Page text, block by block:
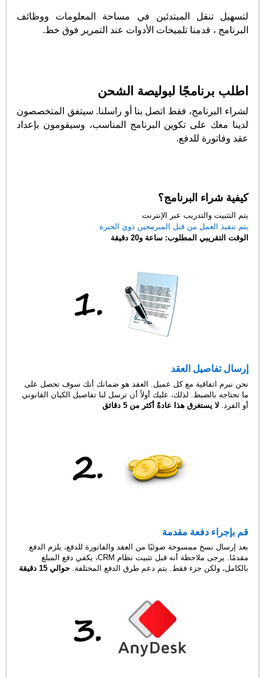
لتسهيل تنقل المبتدئين في مساحة المعلومات ووظائف
البرنامج ، قدمنا تلميحات الأدوات عند التمرير فوق خط.
اطلب برنامجًا لبوليصة الشحن
لشراء البرنامج، فقط اتصل بنا أو راسلنا. سيتفق المتخصصون
لدينا معك على تكوين البرنامج المناسب، وسيقومون بإعداد
عقد وفاتورة للدفع.
كيفية شراء البرنامج؟
يتم التثبيت والتدريب عبر الإنترنت
يتم تنفيذ العمل من قبل المبرمجين ذوي الخبرة
الوقت التقريبي المطلوب: ساعة و20 دقيقة
إرسال تفاصيل العقد
نحن نبرم اتفاقية مع كل عميل. العقد هو ضمانك أنك سوف تحصل على
ما تحتاجه بالضبط. لذلك، عليك أولاً أن ترسل لنا تفاصيل الكيان القانوني
أو الفرد.لا يستغرق هذا عادةً أكثر من 5 دقائق
قم بإجراء دفعة مقدمة
بعد إرسال نسخ ممسوحة ضوئيًا من العقد والفاتورة للدفع، يلزم الدفع
مقدمًا. يرجى ملاحظة أنه قبل تثبيت نظام CRM، يكفي دفع المبلغ
بالكامل، ولكن جزء فقط. يتم دعم طرق الدفع المختلفة.حوالي 15 دقيقة